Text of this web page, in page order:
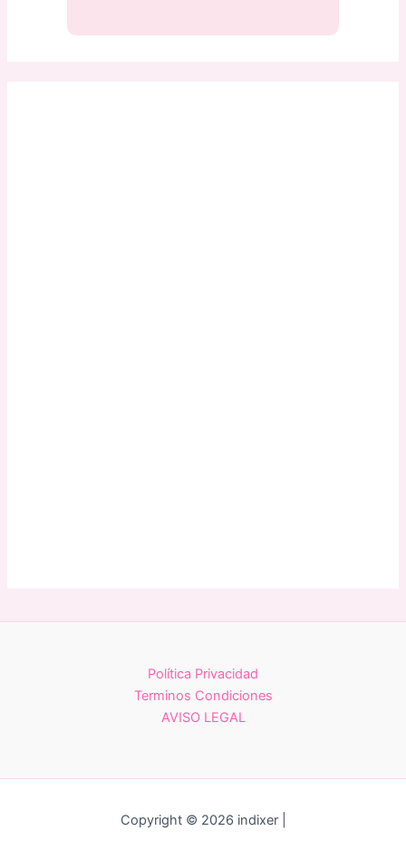
Política Privacidad
Terminos Condiciones
AVISO LEGAL
Copyright © 2026 indixer |